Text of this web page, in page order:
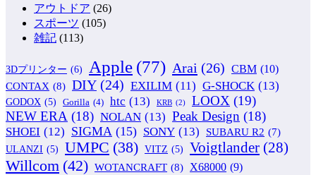
アウトドア (26)
スポーツ (105)
雑記 (113)
3Dプリンター (6) Apple (77) Arai (26) CBM (10)
CONTAX (8) DIY (24) EXILIM (11) G-SHOCK (13)
GODOX (5) Gorilla (4) htc (13) KRB (2) LOOX (19)
NEW ERA (18) NOLAN (13) Peak Design (18)
SHOEI (12) SIGMA (15) SONY (13) SUBARU R2 (7)
ULANZI (5) UMPC (38) VITZ (5) Voigtlander (28)
Willcom (42) WOTANCRAFT (8) X68000 (9)